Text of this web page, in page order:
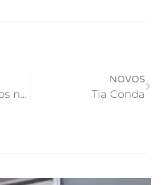
Ontem foi dia dos namorados!
NOVOS
Tia Conda